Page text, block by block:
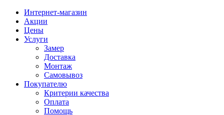
Интернет-магазин
Акции
Цены
Услуги
Замер
Доставка
Монтаж
Самовывоз
Покупателю
Критерии качества
Оплата
Помощь